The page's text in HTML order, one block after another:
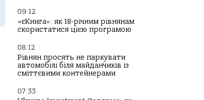
09:12
«єКнига»: як 18-річним рівнянам
скористатися цією програмою
08:12
Рівнян просять не паркувати
автомобілі біля майданчиків із
сміттєвими контейнерами
07:33